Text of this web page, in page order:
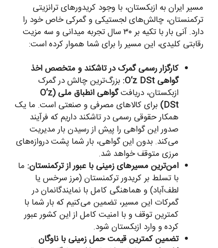
مسیر ایران به ازبکستان، با وجود کریدورهای ترانزیتی
ترکمنستان، چالش‌های لجستیکی و گمرکی خاص خود را
دارد. آنی بار با تکیه بر ۳۰ سال تجربه میدانی و سه مزیت
رقابتی کلیدی، این مسیر را برای شما هموار کرده است:
کارگزار رسمی گمرک در تاشکند و متخصص اخذ
گواهی O’z DSt:
بزرگ‌ترین چالش در گمرک
ازبکستان، دریافت
گواهی انطباق ملی (O’z
DSt) برای کالاهای مصرفی و صنعتی است. ما یک
همکار حقوقی رسمی در تاشکند داریم که فرآیند
صدور این گواهی را پیش از رسیدن بار مدیریت
می‌کند. بدون این گواهی، بار شما پشت دروازه‌های
مرزی متوقف خواهد شد.
امن‌ترین مسیرهای زمینی با عبور از ترکمنستان: ما
با تسلط بر کریدور ترکمنستان (مرز سرخس یا
لطف‌آباد) و هماهنگی کامل با نمایندگانمان در
گمرکات این مسیر، تضمین می‌کنیم که بار شما با
کمترین توقف و با امنیت کامل از این کشور عبور
کرده و وارد ازبکستان شود.
تضمین کمترین قیمت حمل زمینی با ناوگان